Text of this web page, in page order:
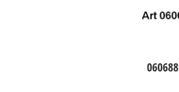
060688